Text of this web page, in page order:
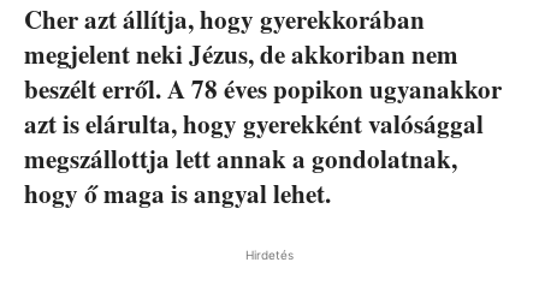
Cher azt állítja, hogy gyerekkorában
megjelent neki Jézus, de akkoriban nem
beszélt erről. A 78 éves popikon ugyanakkor
azt is elárulta, hogy gyerekként valósággal
megszállottja lett annak a gondolatnak,
hogy ő maga is angyal lehet.
Hirdetés